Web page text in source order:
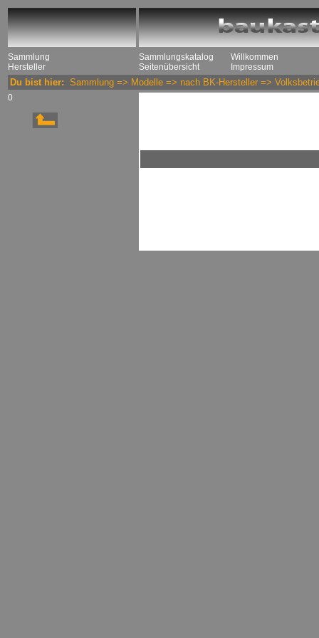
Sammlung
Hersteller
Sammlungskatalog
Seitenübersicht
Willkommen
Impressum
Du bist hier: Sammlung => Modelle => nach BK-Hersteller =>
0